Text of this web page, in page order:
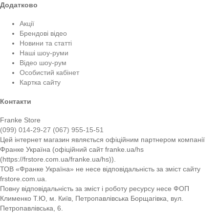
Додатково
Акції
Брендові відео
Новини та статті
Наші шоу-руми
Відео шоу-рум
Особистий кабінет
Картка сайту
Контакти
Franke Store
(099) 014-29-27 (067) 955-15-51
Цей інтернет магазин являється офіційним партнером компанії
Франке Україна (офіційний сайт franke.ua/hs
(https://frstore.com.ua/franke.ua/hs)).
ТОВ «Франке Україна» не несе відповідальність за зміст сайту
frstore.com.ua.
Повну відповідальність за зміст і роботу ресурсу несе ФОП
Клименко Т.Ю, м. Київ, Петропавлівська Борщагівка, вул.
Петропавлівська, 6.